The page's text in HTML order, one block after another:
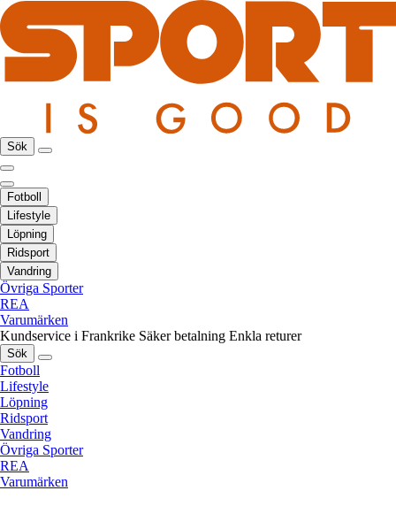
Sök
Fotboll
Lifestyle
Löpning
Ridsport
Vandring
Övriga Sporter
REA
Varumärken
Kundservice i Frankrike Säker betalning Enkla returer
Sök
Fotboll
Lifestyle
Löpning
Ridsport
Vandring
Övriga Sporter
REA
Varumärken